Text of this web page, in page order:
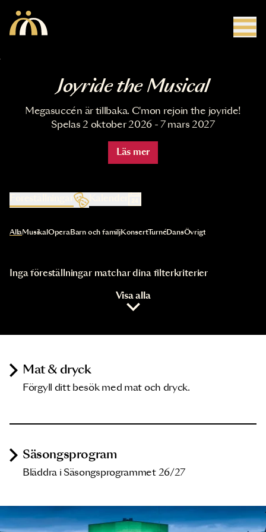
Joyride the Musical
Megasuccén är tillbaka. C'mon rejoin the joyride!
Spelas 2 oktober 2026 - 7 mars 2027
Läs mer
Kalender
Val av kategori uppdaterar innehållet automatiskt
AllaMusikal OperaBarn och familjKonsertTurnéDansÖvrigt
Inga föreställningar matchar dina filterkriterier
Visa alla
Mat & dryck
Förgyll ditt besök med mat och dryck.
Säsongsprogram
Bläddra i Säsongsprogrammet 26/27